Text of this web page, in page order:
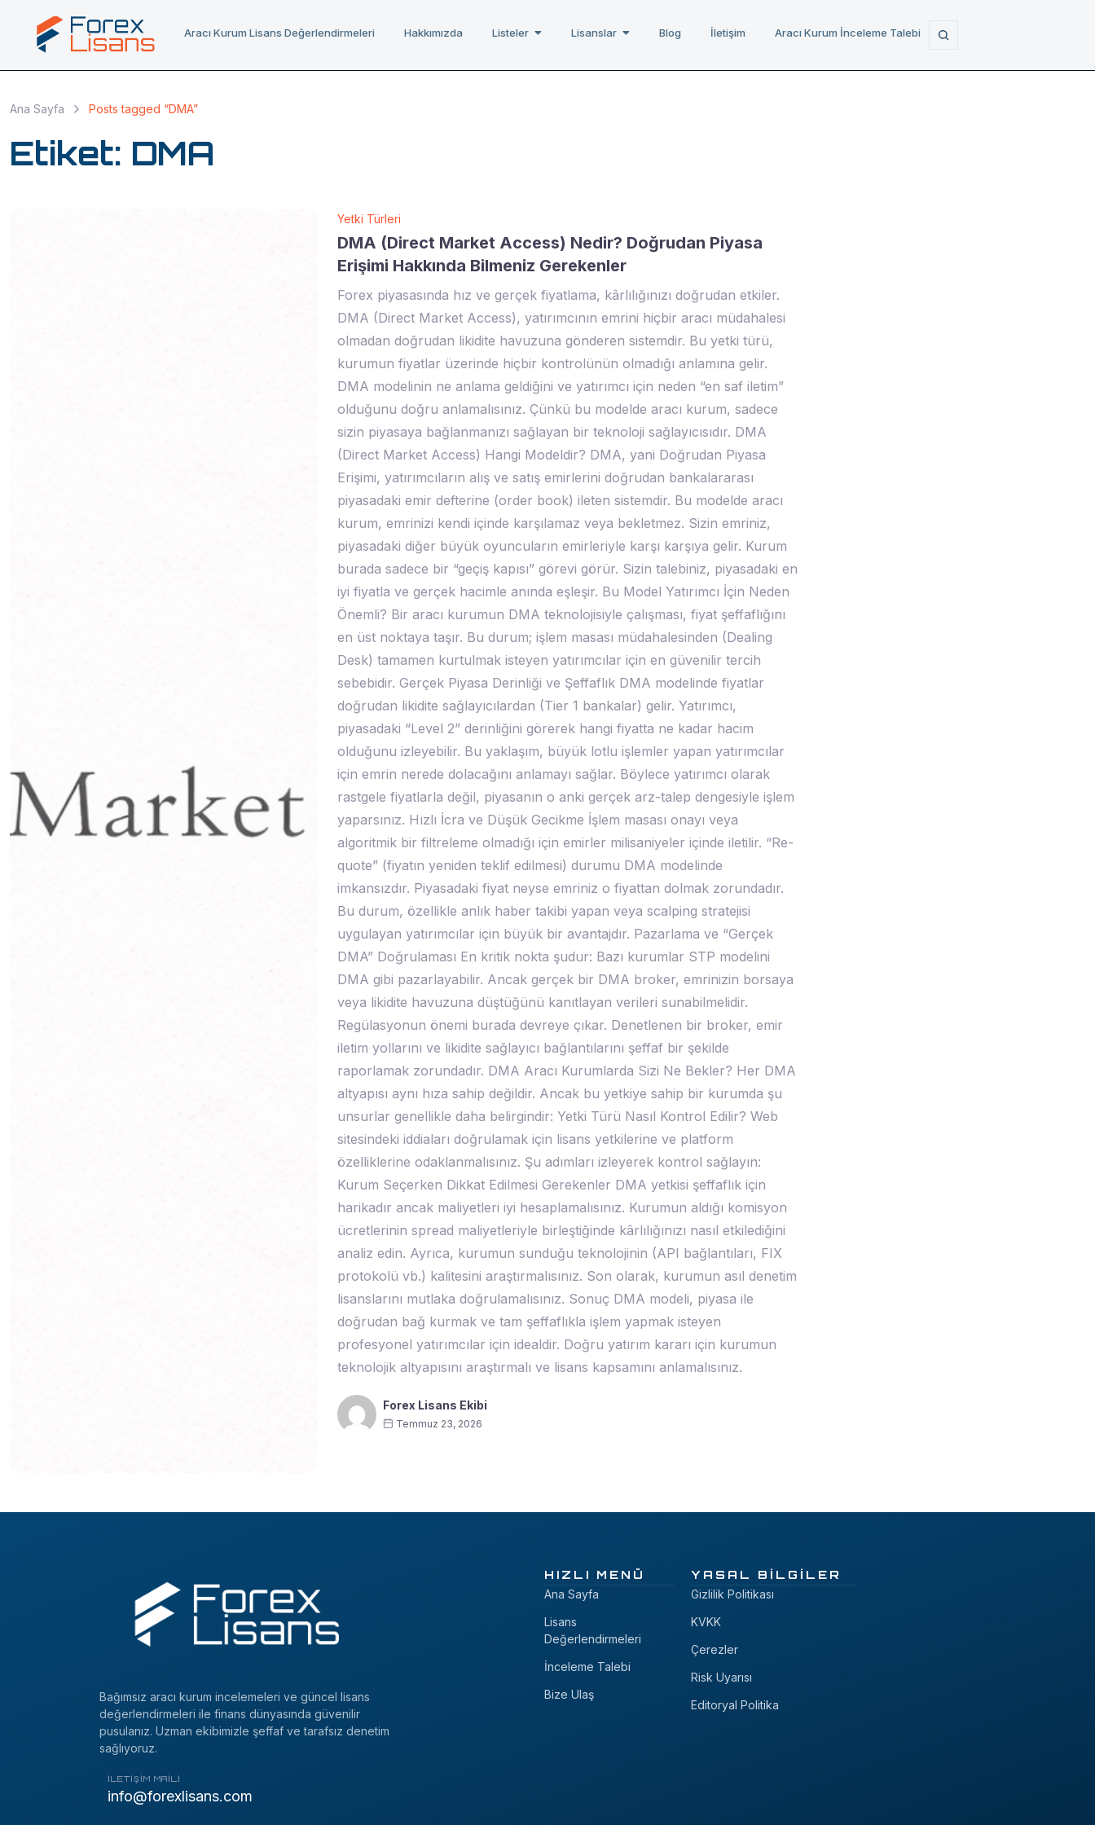
Aracı Kurum Lisans Değerlendirmeleri Hakkımızda Listeler Lisanslar Blog İletişim Aracı Kurum İnceleme Talebi
Ana Sayfa Posts tagged “DMA”
Etiket: DMA
Yetki Türleri
DMA (Direct Market Access) Nedir? Doğrudan Piyasa
Erişimi Hakkında Bilmeniz Gerekenler
Forex piyasasında hız ve gerçek fiyatlama, kârlılığınızı doğrudan etkiler.
DMA (Direct Market Access), yatırımcının emrini hiçbir aracı müdahalesi
olmadan doğrudan likidite havuzuna gönderen sistemdir. Bu yetki türü,
kurumun fiyatlar üzerinde hiçbir kontrolünün olmadığı anlamına gelir.
DMA modelinin ne anlama geldiğini ve yatırımcı için neden “en saf iletim”
olduğunu doğru anlamalısınız. Çünkü bu modelde aracı kurum, sadece
sizin piyasaya bağlanmanızı sağlayan bir teknoloji sağlayıcısıdır. DMA
(Direct Market Access) Hangi Modeldir? DMA, yani Doğrudan Piyasa
Erişimi, yatırımcıların alış ve satış emirlerini doğrudan bankalararası
piyasadaki emir defterine (order book) ileten sistemdir. Bu modelde aracı
kurum, emrinizi kendi içinde karşılamaz veya bekletmez. Sizin emriniz,
piyasadaki diğer büyük oyuncuların emirleriyle karşı karşıya gelir. Kurum
burada sadece bir “geçiş kapısı” görevi görür. Sizin talebiniz, piyasadaki en
iyi fiyatla ve gerçek hacimle anında eşleşir. Bu Model Yatırımcı İçin Neden
Önemli? Bir aracı kurumun DMA teknolojisiyle çalışması, fiyat şeffaflığını
en üst noktaya taşır. Bu durum; işlem masası müdahalesinden (Dealing
Desk) tamamen kurtulmak isteyen yatırımcılar için en güvenilir tercih
sebebidir. Gerçek Piyasa Derinliği ve Şeffaflık DMA modelinde fiyatlar
doğrudan likidite sağlayıcılardan (Tier 1 bankalar) gelir. Yatırımcı,
piyasadaki “Level 2” derinliğini görerek hangi fiyatta ne kadar hacim
olduğunu izleyebilir. Bu yaklaşım, büyük lotlu işlemler yapan yatırımcılar
için emrin nerede dolacağını anlamayı sağlar. Böylece yatırımcı olarak
rastgele fiyatlarla değil, piyasanın o anki gerçek arz-talep dengesiyle işlem
yaparsınız. Hızlı İcra ve Düşük Gecikme İşlem masası onayı veya
algoritmik bir filtreleme olmadığı için emirler milisaniyeler içinde iletilir. “Re-
quote” (fiyatın yeniden teklif edilmesi) durumu DMA modelinde
imkansızdır. Piyasadaki fiyat neyse emriniz o fiyattan dolmak zorundadır.
Bu durum, özellikle anlık haber takibi yapan veya scalping stratejisi
uygulayan yatırımcılar için büyük bir avantajdır. Pazarlama ve “Gerçek
DMA” Doğrulaması En kritik nokta şudur: Bazı kurumlar STP modelini
DMA gibi pazarlayabilir. Ancak gerçek bir DMA broker, emrinizin borsaya
veya likidite havuzuna düştüğünü kanıtlayan verileri sunabilmelidir.
Regülasyonun önemi burada devreye çıkar. Denetlenen bir broker, emir
iletim yollarını ve likidite sağlayıcı bağlantılarını şeffaf bir şekilde
raporlamak zorundadır. DMA Aracı Kurumlarda Sizi Ne Bekler? Her DMA
altyapısı aynı hıza sahip değildir. Ancak bu yetkiye sahip bir kurumda şu
unsurlar genellikle daha belirgindir: Yetki Türü Nasıl Kontrol Edilir? Web
sitesindeki iddiaları doğrulamak için lisans yetkilerine ve platform
özelliklerine odaklanmalısınız. Şu adımları izleyerek kontrol sağlayın:
Kurum Seçerken Dikkat Edilmesi Gerekenler DMA yetkisi şeffaflık için
harikadır ancak maliyetleri iyi hesaplamalısınız. Kurumun aldığı komisyon
ücretlerinin spread maliyetleriyle birleştiğinde kârlılığınızı nasıl etkilediğini
analiz edin. Ayrıca, kurumun sunduğu teknolojinin (API bağlantıları, FIX
protokolü vb.) kalitesini araştırmalısınız. Son olarak, kurumun asıl denetim
lisanslarını mutlaka doğrulamalısınız. Sonuç DMA modeli, piyasa ile
doğrudan bağ kurmak ve tam şeffaflıkla işlem yapmak isteyen
profesyonel yatırımcılar için idealdir. Doğru yatırım kararı için kurumun
teknolojik altyapısını araştırmalı ve lisans kapsamını anlamalısınız.
Forex Lisans Ekibi
Temmuz 23, 2026
Bağımsız aracı kurum incelemeleri ve güncel lisans
değerlendirmeleri ile finans dünyasında güvenilir
pusulanız. Uzman ekibimizle şeffaf ve tarafsız denetim
sağlıyoruz.
İLETIŞIM MAILI
info@forexlisans.com
HIZLI MENÜ
Ana Sayfa
Lisans
Değerlendirmeleri
İnceleme Talebi
Bize Ulaş
YASAL BILGILER
Gizlilik Politikası
KVKK
Çerezler
Risk Uyarısı
Editoryal Politika